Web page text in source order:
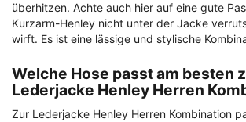
überhitzen. Achte auch hier auf eine gute
Kurzarm-Henley nicht unter der Jacke
wirft. Es ist eine lässige und stylische
Welche Hose passt am besten
Lederjacke Henley Herren
Zur Lederjacke Henley Herren Kombination